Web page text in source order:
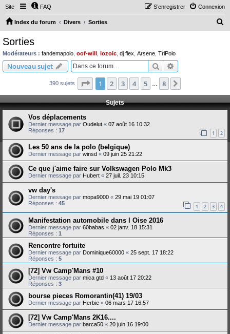
Site FAQ Connexion
S’enregistrer
Index du forum Divers Sorties
c
h
Sorties
Modérateurs : fandemapolo oof-will lozoic dj flex Arsene TriPolo
Nouveau sujet Rechercher
390 sujets Page 1sur8
1 2 3 4 5 8
Sujets
Vos déplacements
Dernier message par Oudelut « 07 août 16 10:32
Réponses : 17 1 2
Les 50 ans de la polo (belgique)
Dernier message par winsd « 09 juin 25 21:22
Ce que j'aime faire sur Volkswagen Polo Mk3
Dernier message par Hubert « 27 juil. 23 10:15
vw day's
Dernier message par mopa9000 « 29 mai 19 01:07
Réponses : 45 1 2 3 4
Manifestation automobile dans l Oise 2016
Dernier message par 60babas « 02 janv. 18 15:31
Réponses : 1
Rencontre fortuite
Dernier message par Dominique60000 « 25 sept. 17 18:22
Réponses : 5
[72] Vw Camp'Mans #10
Dernier message par mica gtd « 13 août 17 20:22
Réponses : 3
bourse pieces Romorantin(41) 19/03
Dernier message par Herbie « 06 mars 17 16:57
[72] Vw Camp'Mans 2K16....
Dernier message par barca50 « 20 juin 16 19:00